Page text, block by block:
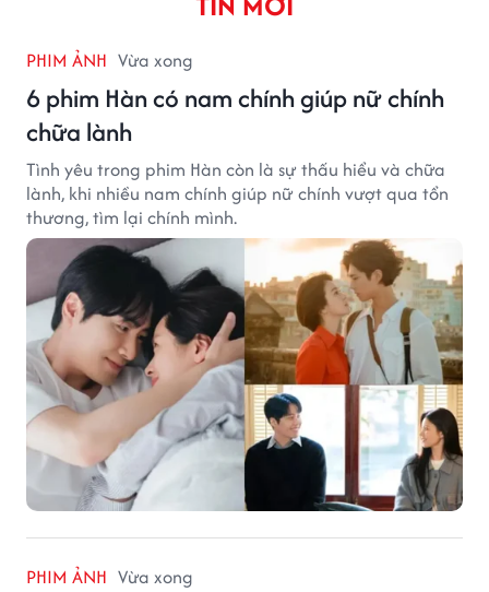
PHIM ẢNH Vừa xong
6 phim Hàn có nam chính giúp nữ chính
chữa lành
Tình yêu trong phim Hàn còn là sự thấu hiểu và chữa
lành, khi nhiều nam chính giúp nữ chính vượt qua tổn
thương, tìm lại chính mình.
PHIM ẢNH Vừa xong